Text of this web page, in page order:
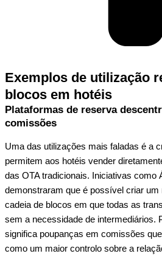
Exemplos de utilização
blocos em hotéis
Plataformas de reserva
comissões
Uma das utilizações mais faladas é a
permitem aos hotéis vender
das OTA tradicionais. Iniciativas como
demonstraram que é possível criar um
cadeia de blocos em que todas as
sem a necessidade de intermediários.
significa poupanças em comissões
como um maior controlo sobre a